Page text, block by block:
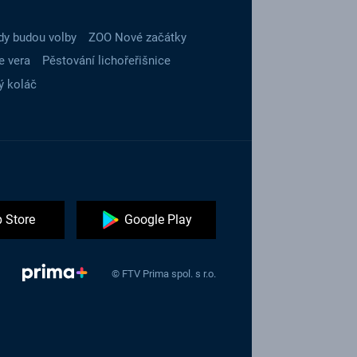
budou volby
ZOO Nové začátky
vera
Pěstování lichořeřišnice
koláč
Store Google Play
© FTV Prima spol. s r.o.